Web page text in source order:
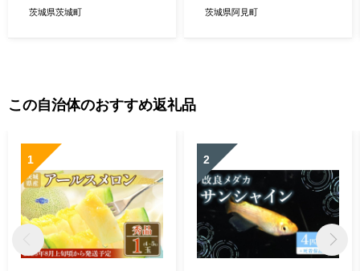
茨城県茨城町 茨城県阿見町
この自治体のおすすめ返礼品
1 2